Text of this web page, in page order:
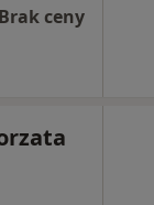
Brak ceny